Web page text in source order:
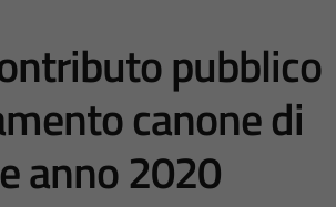
pubblico
canone di
anno 2020